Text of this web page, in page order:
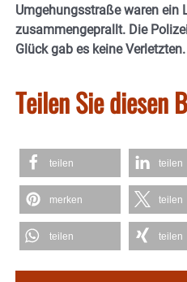
Umgehungsstraße waren ein
zusammengeprallt. Die
Glück gab es keine
Teilen Sie diesen
teilen teilen
merken teilen
teilen teilen